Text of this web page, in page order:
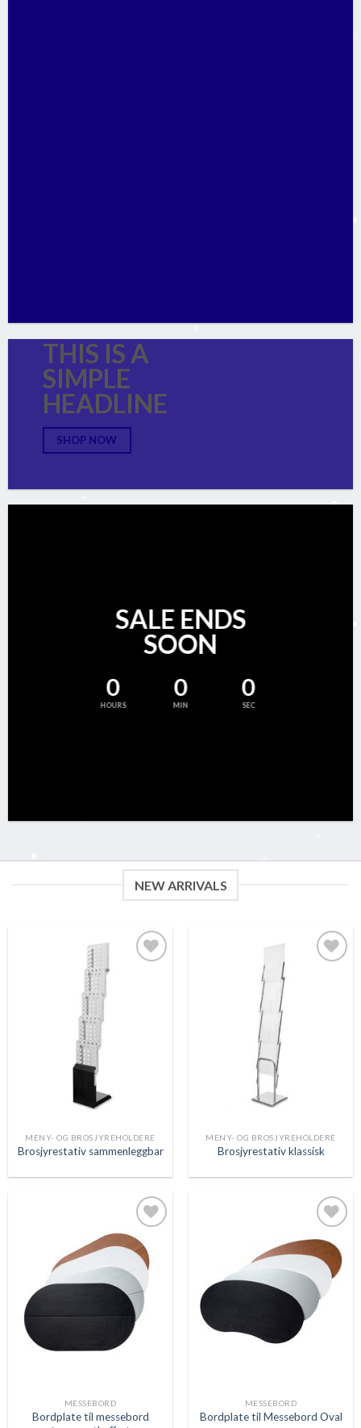
THIS IS A
SIMPLE
HEADLINE
SHOP NOW
SALE ENDS
SOON
0
HOURS
0
MIN
0
SEC
NEW ARRIVALS
MENY- OG BROSJYREHOLDERE
Brosjyrestativ sammenleggbar
MENY- OG BROSJYREHOLDERE
Brosjyrestativ klassisk
Legg
ønskeliste
MESSEBORD
Bordplate til messebord
Legg
ønskeliste
MESSEBORD
Bordplate til Messebord Oval